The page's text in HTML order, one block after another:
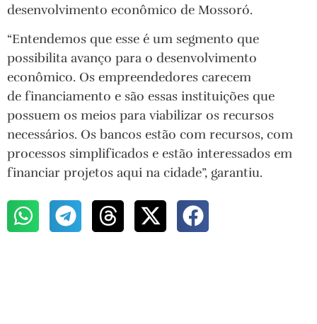
desenvolvimento econômico de Mossoró.
“Entendemos que esse é um segmento que
possibilita avanço para o desenvolvimento
econômico. Os empreendedores carecem
de financiamento e são essas instituições que
possuem os meios para viabilizar os recursos
necessários. Os bancos estão com recursos, com
processos simplificados e estão interessados em
financiar projetos aqui na cidade”, garantiu.